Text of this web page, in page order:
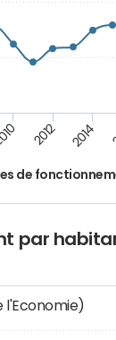
de
2012 2014
par
l'Economie)